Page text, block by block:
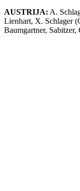
AUSTRIJA: A.
Lienhart, X. Schlager
Baumgartner,